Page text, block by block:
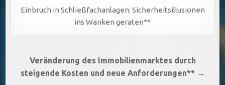
Einbruch in Schließfachanlagen: Sicherheitsillusionen
ins Wanken geraten**
Beitragsnavigation
Veränderung des Immobilienmarktes durch
steigende Kosten und neue Anforderungen** →